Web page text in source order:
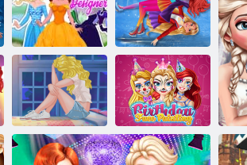
Principessa
designer
Pattinaggio sul
ghiaccio
invernale